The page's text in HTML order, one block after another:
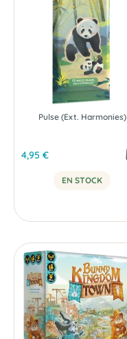
NOUVEAU
Pulse (Ext. Harmonies)
4,95 €
EN STOCK